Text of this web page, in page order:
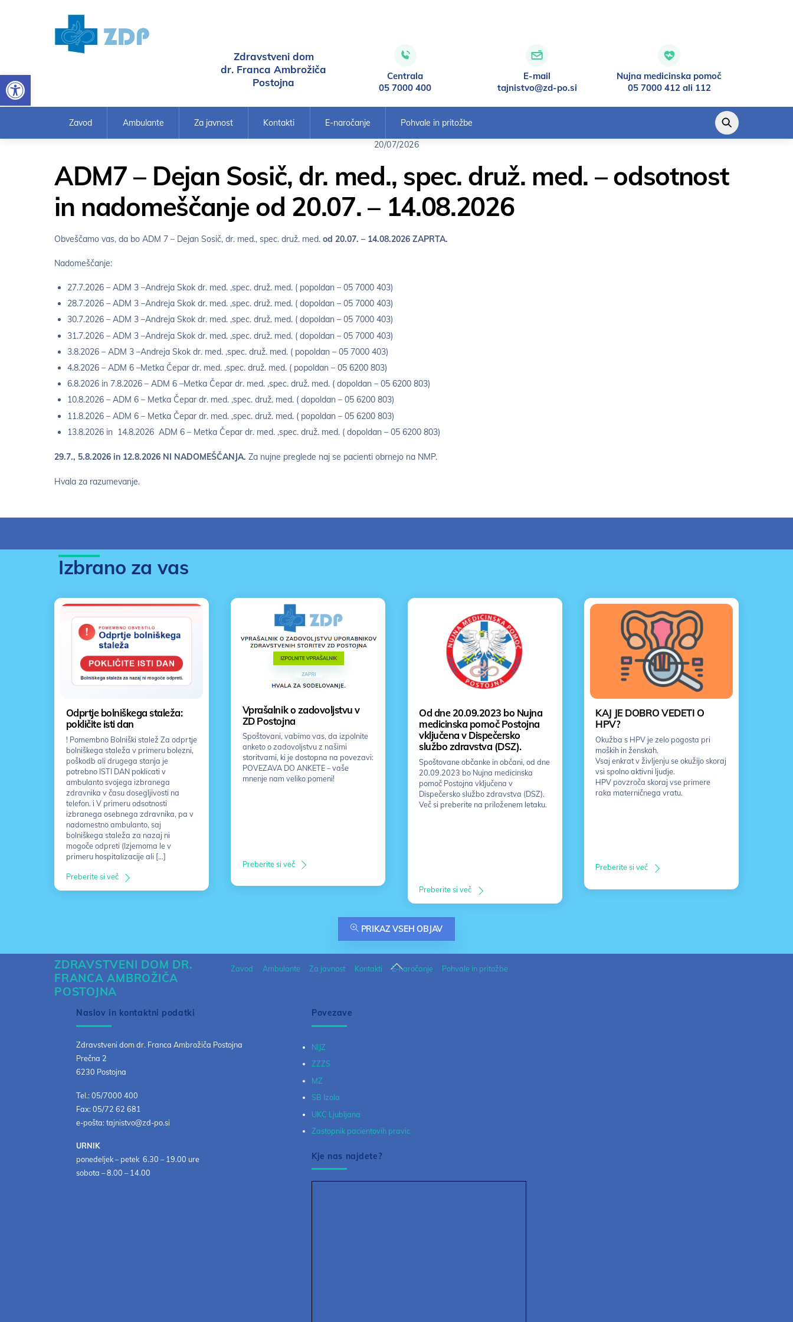
Open toolbar
Zavod Ambulante Za javnost Kontakti E-naročanje Pohvale in pritožbe
Zdravstveni dom
dr. Franca Ambrožiča
Postojna
Centrala
05 7000 400
E-mail
tajnistvo@zd-po.si
Nujna medicinska pomoč
05 7000 412 ali 112
20/07/2026
ADM7 – Dejan Sosič, dr. med., spec. druž. med. – odsotnost
in nadomeščanje od 20.07. – 14.08.2026
Obveščamo vas, da bo ADM 7 – Dejan Sosič, dr. med., spec. druž. med. od 20.07. – 14.08.2026 ZAPRTA.
Nadomeščanje:
27.7.2026 – ADM 3 –Andreja Skok dr. med. ,spec. druž. med. ( popoldan – 05 7000 403)
28.7.2026 – ADM 3 –Andreja Skok dr. med. ,spec. druž. med. ( dopoldan – 05 7000 403)
30.7.2026 – ADM 3 –Andreja Skok dr. med. ,spec. druž. med. ( dopoldan – 05 7000 403)
31.7.2026 – ADM 3 –Andreja Skok dr. med. ,spec. druž. med. ( dopoldan – 05 7000 403)
3.8.2026 – ADM 3 –Andreja Skok dr. med. ,spec. druž. med. ( popoldan – 05 7000 403)
4.8.2026 – ADM 6 –Metka Čepar dr. med. ,spec. druž. med. ( popoldan – 05 6200 803)
6.8.2026 in 7.8.2026 – ADM 6 –Metka Čepar dr. med. ,spec. druž. med. ( dopoldan – 05 6200 803)
10.8.2026 – ADM 6 – Metka Čepar dr. med. ,spec. druž. med. ( dopoldan – 05 6200 803)
11.8.2026 – ADM 6 – Metka Čepar dr. med. ,spec. druž. med. ( popoldan – 05 6200 803)
13.8.2026 in 14.8.2026 ADM 6 – Metka Čepar dr. med. ,spec. druž. med. ( dopoldan – 05 6200 803)
29.7., 5.8.2026 in 12.8.2026 NI NADOMEŠČANJA. Za nujne preglede naj se pacienti obrnejo na NMP.
Hvala za razumevanje.
Izbrano za vas
Odprtje bolniškega staleža:
pokličite isti dan
! Pomembno Bolniški stalež Za odprtje
bolniškega staleža v primeru bolezni,
poškodb ali drugega stanja je
potrebno ISTI DAN poklicati v
ambulanto svojega izbranega
zdravnika v času dosegljivosti na
telefon. i V primeru odsotnosti
izbranega osebnega zdravnika, pa v
nadomestno ambulanto, saj
bolniškega staleža za nazaj ni
mogoče odpreti (Izjemoma le v
primeru hospitalizacije ali […]
Preberite si več
Vprašalnik o zadovoljstvu v
ZD Postojna
Spoštovani, vabimo vas, da izpolnite
anketo o zadovoljstvu z našimi
storitvami, ki je dostopna na povezavi:
POVEZAVA DO ANKETE – vaše
mnenje nam veliko pomeni!
Preberite si več
Od dne 20.09.2023 bo Nujna
medicinska pomoč Postojna
vključena v Dispečersko
službo zdravstva (DSZ).
Spoštovane občanke in občani, od dne
20.09.2023 bo Nujna medicinska
pomoč Postojna vključena v
Dispečersko službo zdravstva (DSZ).
Več si preberite na priloženem letaku.
Preberite si več
KAJ JE DOBRO VEDETI O
HPV?
Okužba s HPV je zelo pogosta pri
moških in ženskah.
Vsaj enkrat v življenju se okužijo skoraj
vsi spolno aktivni ljudje.
HPV povzroča skoraj vse primere
raka materničnega vratu.
Preberite si več
PRIKAZ VSEH OBJAV
Back
ZDRAVSTVENI DOM DR.
FRANCA AMBROŽIČA
POSTOJNA
Zavod Ambulante Za javnost Kontakti E-naročanje Pohvale in pritožbe
Naslov in kontaktni podatki
Zdravstveni dom dr. Franca Ambrožiča Postojna
Prečna 2
6230 Postojna
Tel.: 05/7000 400
Fax: 05/72 62 681
e-pošta: tajnistvo@zd-po.si
URNIK
ponedeljek – petek 6.30 – 19.00 ure
sobota – 8.00 – 14.00
Povezave
NIJZ
ZZZS
MZ
SB Izola
UKC Ljubljana
Zastopnik pacientovih pravic
Kje nas najdete?